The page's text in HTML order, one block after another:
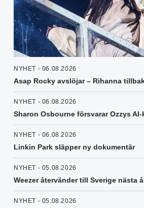
NYHET - 06.08.2026
Asap Rocky avslöjar – Rihanna
NYHET - 06.08.2026
Sharon Osbourne försvarar Ozzys
NYHET - 06.08.2026
Linkin Park släpper ny dokumentär
NYHET - 05.08.2026
Weezer återvänder till Sverige nästa
NYHET - 05.08.2026